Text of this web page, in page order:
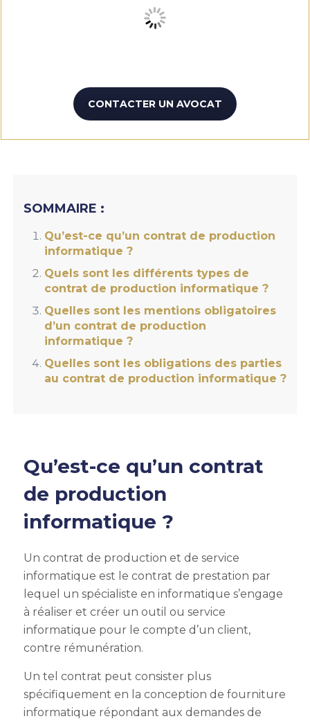
CONTACTER UN AVOCAT
SOMMAIRE :
Qu’est-ce qu’un contrat de production
informatique ?
Quels sont les différents types de
contrat de production informatique ?
Quelles sont les mentions obligatoires
d’un contrat de production
informatique ?
Quelles sont les obligations des parties
au contrat de production informatique ?
Qu’est-ce qu’un contrat
de production
informatique ?
Un contrat de production et de service
informatique est le contrat de prestation par
lequel un spécialiste en informatique s’engage
à réaliser et créer un outil ou service
informatique pour le compte d’un client,
contre rémunération.
Un tel contrat peut consister plus
spécifiquement en la conception de fourniture
informatique répondant aux demandes de